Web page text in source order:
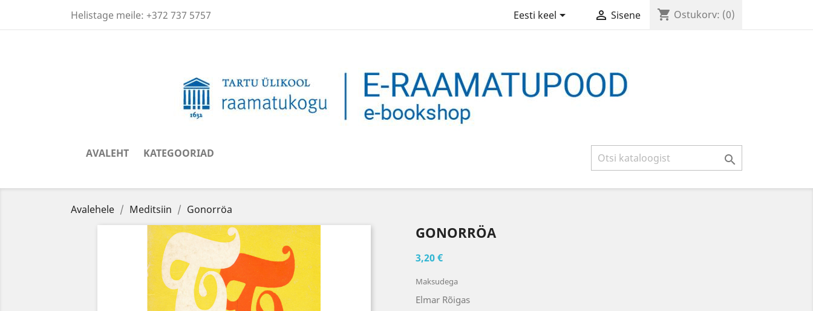
Helistage meile: +372 737 5757 Eesti keel  Sisene shopping_cart Ostukorv: (0)
AVALEHT KATEGOORIAD 
Avalehele Meditsiin Gonorröa
GONORRÖA
3,20 €
Maksudega
Elmar Rõigas